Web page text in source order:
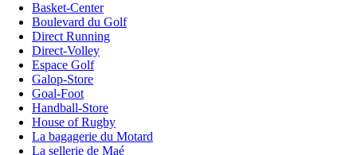
Basket-Center
Boulevard du Golf
Direct Running
Direct-Volley
Espace Golf
Galop-Store
Goal-Foot
Handball-Store
House of Rugby
La bagagerie du Motard
La sellerie de Maé